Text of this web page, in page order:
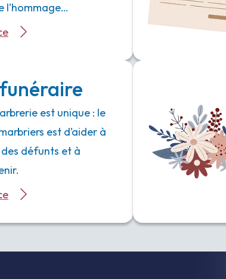
l’hommage…
est unique : le
est d’aider à
défunts et à